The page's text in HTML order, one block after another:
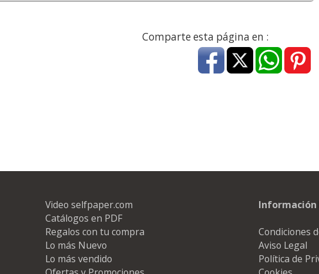
Comparte esta página en :
capacidad deskjet
37,87 €
45,82 con Iva
negro
desde:
para carboncillo o
desde:0,89 €
Video selfpaper.com
Catálogos en PDF
Regalos con tu compra
Lo más Nuevo
Lo más vendido
Información
Condiciones
Aviso Legal
Política de